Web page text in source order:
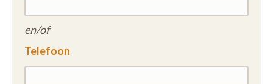
en/of
Telefoon